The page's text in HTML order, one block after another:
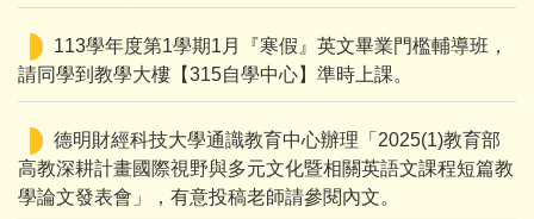
113學年度第1學期1月『寒假』英文畢業門檻輔導班，
請同學到教學大樓【315自學中心】準時上課。
德明財經科技大學通識教育中心辦理「2025(1)教育部
高教深耕計畫國際視野與多元文化暨相關英語文課程短篇教
學論文發表會」，有意投稿老師請參閱內文。